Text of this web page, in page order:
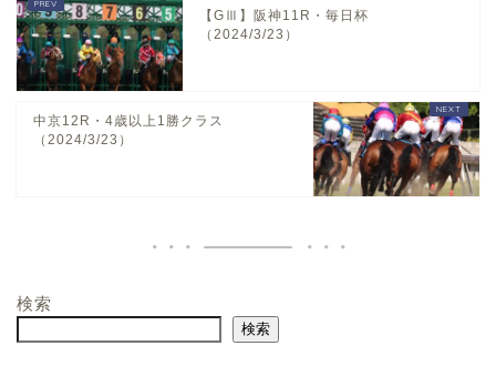
【GⅢ】阪神11R・毎日杯
（2024/3/23）
中京12R・4歳以上1勝クラス
（2024/3/23）
検索
検索